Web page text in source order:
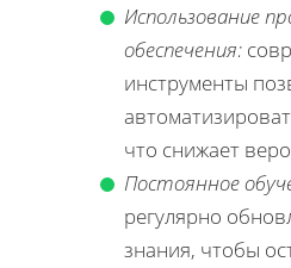
Использование
обеспечения:
инструменты
что снижает
Постоянное
регулярно
знания, чтобы